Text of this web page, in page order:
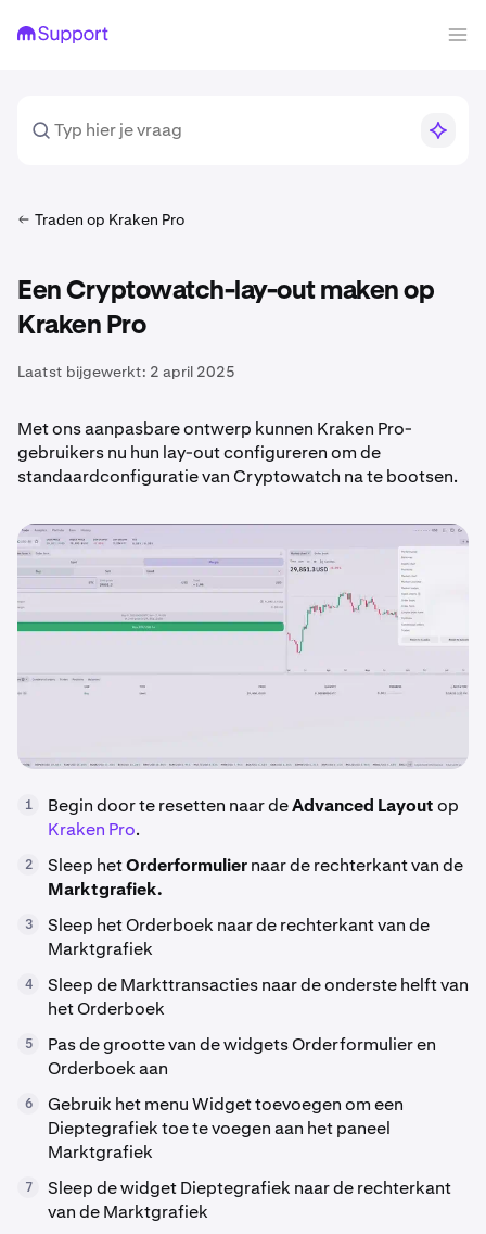
Traden op Kraken Pro
Een Cryptowatch-lay-out maken op
Kraken Pro
Laatst bijgewerkt: 2 april 2025
Met ons aanpasbare ontwerp kunnen Kraken Pro-
gebruikers nu hun lay-out configureren om de
standaardconfiguratie van Cryptowatch na te bootsen.
1 Begin door te resetten naar deAdvanced Layoutop
Kraken Pro.
2 Sleep hetOrderformuliernaar de rechterkant van de
Marktgrafiek.
3
Sleep het Orderboek naar de rechterkant van de
Marktgrafiek
4
Sleep de Markttransacties naar de onderste helft van
het Orderboek
5
Pas de grootte van de widgets Orderformulier en
Orderboek aan
6
Gebruik het menu Widget toevoegen om een
Dieptegrafiek toe te voegen aan het paneel
Marktgrafiek
7
Sleep de widget Dieptegrafiek naar de rechterkant
van de Marktgrafiek